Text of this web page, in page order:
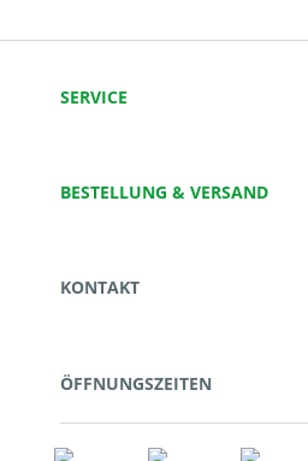
SERVICE
BESTELLUNG & VERSAND
KONTAKT
ÖFFNUNGSZEITEN